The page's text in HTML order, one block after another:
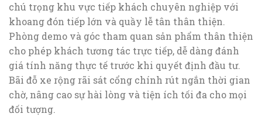
chú trọng khu vực tiếp khách chuyên nghiệp với
khoang đón tiếp lớn và quầy lễ tân thân thiện.
Phòng demo và góc tham quan sản phẩm thân thiện
cho phép khách tương tác trực tiếp, dễ dàng đánh
giá tính năng thực tế trước khi quyết định đầu tư.
Bãi đỗ xe rộng rãi sát cổng chính rút ngắn thời gian
chờ, nâng cao sự hài lòng và tiện ích tối đa cho mọi
đối tượng.